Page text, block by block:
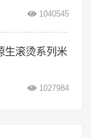
1040545
生滚烫系列米
1027984